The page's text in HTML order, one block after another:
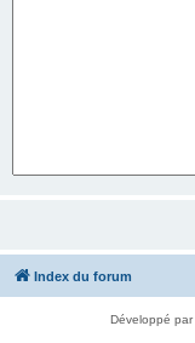
Index du forum
Développé par